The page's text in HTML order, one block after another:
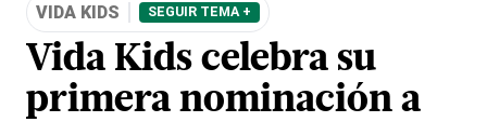
VIDA KIDS SEGUIR TEMA +
Vida Kids celebra su
primera nominación a